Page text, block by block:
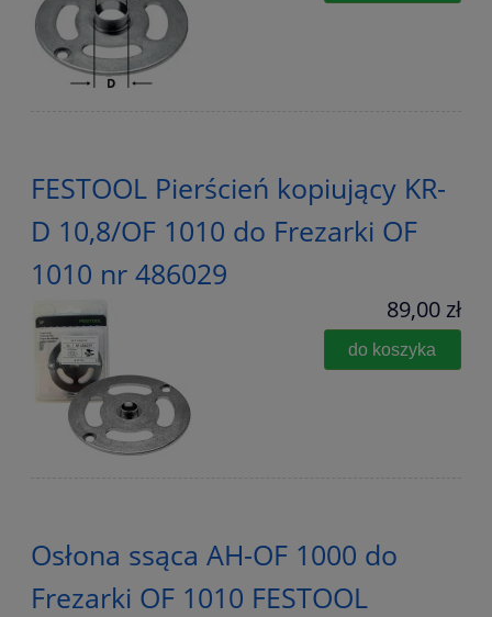
FESTOOL Pierścień kopiujący KR-
D 10,8/OF 1010 do Frezarki OF
1010 nr 486029
89,00 zł
do koszyka
Osłona ssąca AH-OF 1000 do
Frezarki OF 1010 FESTOOL